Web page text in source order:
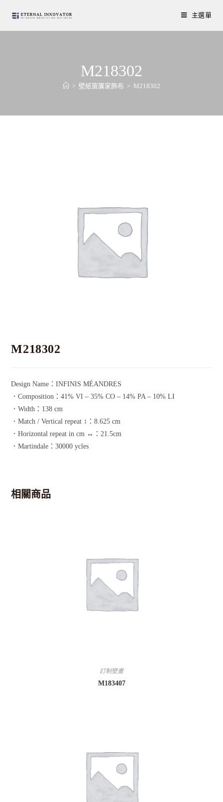
主選單
M218302
> 壁紙窗簾家飾布 > M218302
M218302
Design Name：INFINIS MÉANDRES
．Composition：41% VI – 35% CO – 14% PA – 10% LI
．Width：138 cm
．Match / Vertical repeat ↕：8.625 cm
．Horizontal repeat in cm ↔：21.5cm
．Martindale：30000 ycles
相關商品
訂制壁畫
M183407